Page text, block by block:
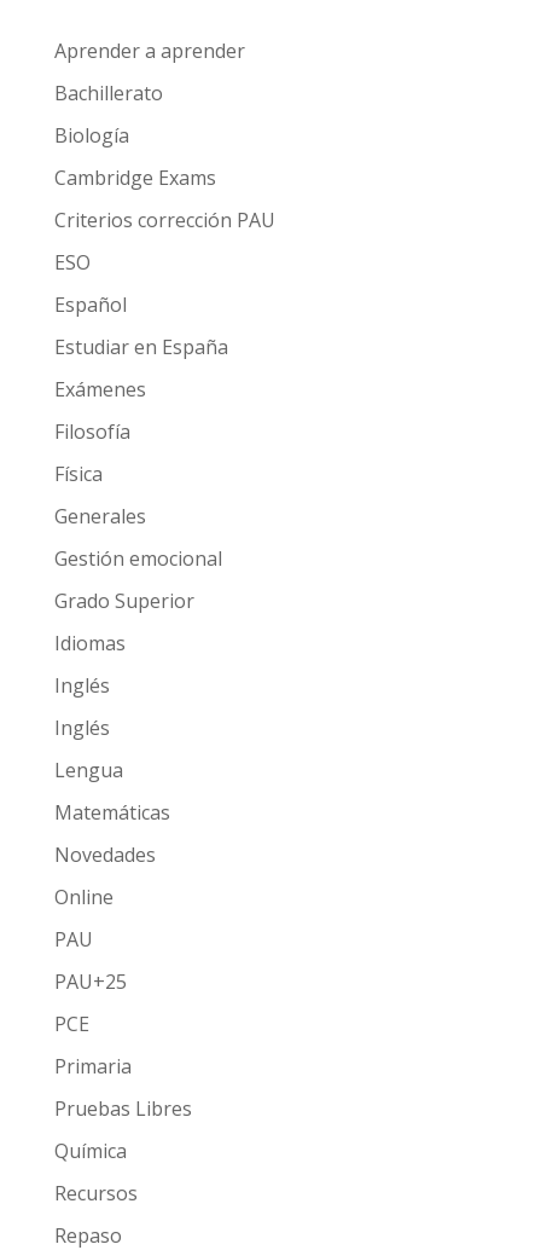
Aprender a aprender
Bachillerato
Biología
Cambridge Exams
Criterios corrección PAU
ESO
Español
Estudiar en España
Exámenes
Filosofía
Física
Generales
Gestión emocional
Grado Superior
Idiomas
Inglés
Inglés
Lengua
Matemáticas
Novedades
Online
PAU
PAU+25
PCE
Primaria
Pruebas Libres
Química
Recursos
Repaso